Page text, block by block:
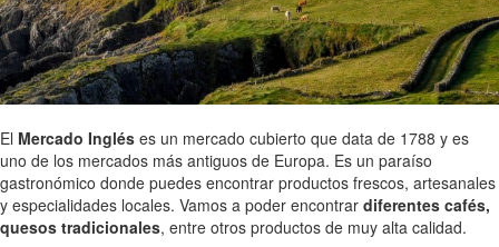
El Mercado Inglés es un mercado cubierto que data de 1788 y es
uno de los mercados más antiguos de Europa. Es un paraíso
gastronómico donde puedes encontrar productos frescos, artesanales
y especialidades locales. Vamos a poder encontrar diferentes cafés,
quesos tradicionales, entre otros productos de muy alta calidad.